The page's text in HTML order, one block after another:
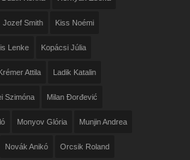
Jozef Smith Kiss Noémi
Lenke Kopácsi Júlia
Attila Ladik Katalin
Szimóna Milan Đorđević
Monyov Glória Munjin Andrea
Novák Anikó Orcsik Roland